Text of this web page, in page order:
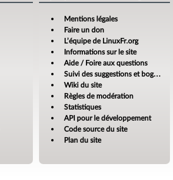
Mentions légales
Faire un don
L’équipe de LinuxFr.org
Informations sur le site
Aide / Foire aux questions
Suivi des suggestions et bogues
Wiki du site
Règles de modération
Statistiques
API pour le développement
Code source du site
Plan du site